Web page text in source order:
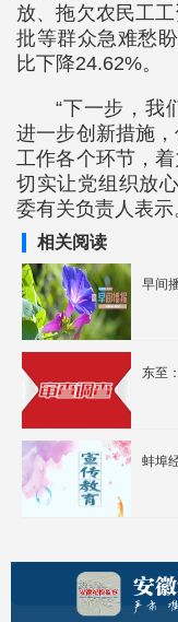
放、拖欠农民工
批等群众急难愁
比下降24.62%。
“下一步，我
进一步创新措施
工作各个环节，
切实让党组织放
委有关负责人表
相关阅读
早间
东至
蚌埠